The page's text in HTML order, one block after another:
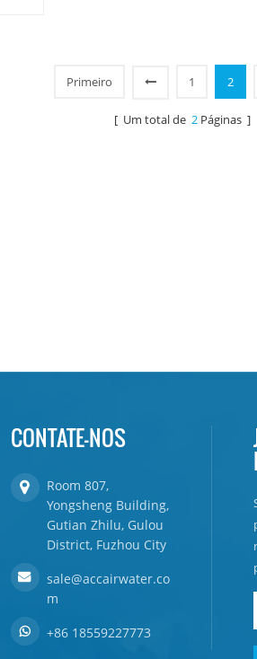
Primeiro
1 2
[ Um total de 2Páginas ]
CONTATE-NOS
Room 807,
Yongsheng Building,
Gutian Zhilu, Gulou
District, Fuzhou City
sale@accairwater.co
m
+86 18559227773